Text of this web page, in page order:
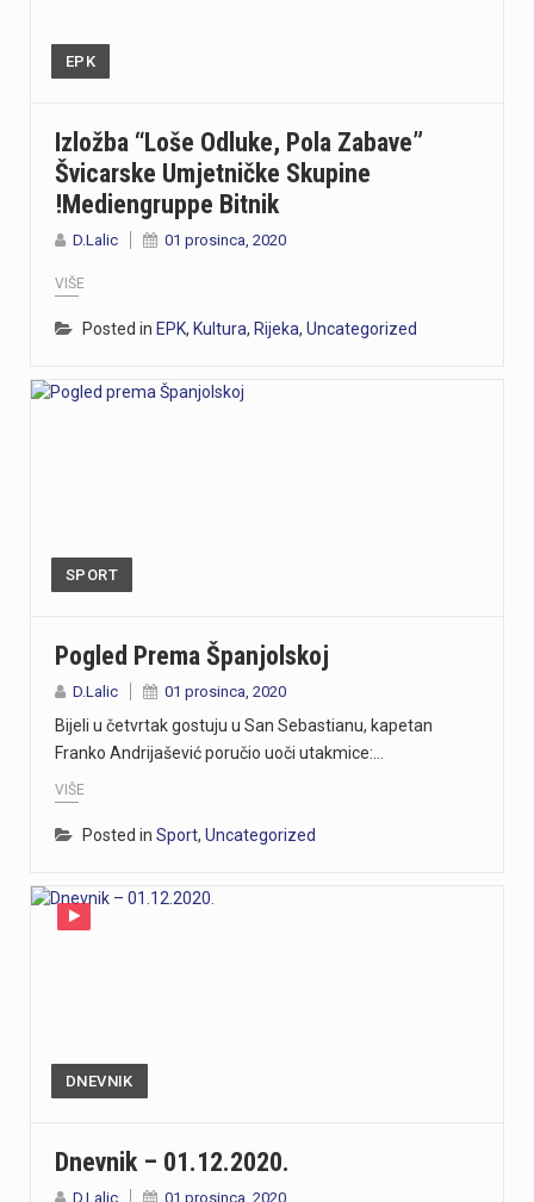
EPK
Izložba “Loše Odluke, Pola Zabave”
Švicarske Umjetničke Skupine
!Mediengruppe Bitnik
D.Lalic 01 prosinca, 2020
VIŠE
Posted in EPK, Kultura, Rijeka, Uncategorized
SPORT
Pogled Prema Španjolskoj
D.Lalic 01 prosinca, 2020
Bijeli u četvrtak gostuju u San Sebastianu, kapetan
Franko Andrijašević poručio uoči utakmice:…
VIŠE
Posted in Sport, Uncategorized
DNEVNIK
Dnevnik – 01.12.2020.
D.Lalic 01 prosinca, 2020